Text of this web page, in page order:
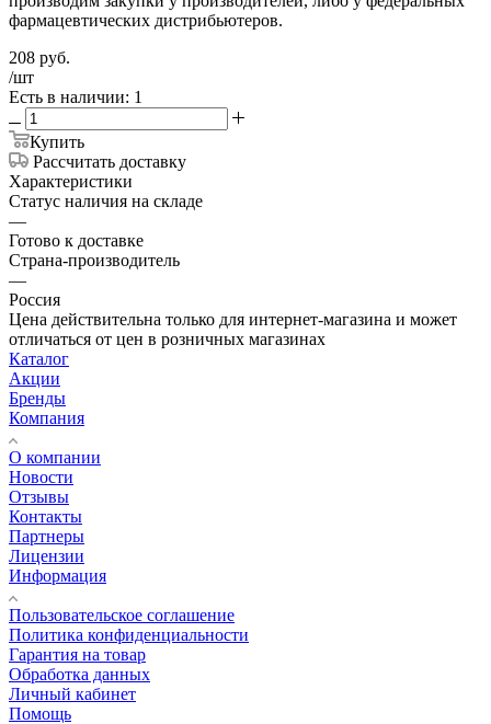
фармацевтических дистрибьютеров.
208 руб.
/шт
Есть в наличии: 1
Купить
Рассчитать доставку
Характеристики
Статус наличия на складе
—
Готово к доставке
Страна-производитель
—
Россия
Цена действительна только для интернет-магазина и может
отличаться от цен в розничных магазинах
Каталог
Акции
Бренды
Компания
О компании
Новости
Отзывы
Контакты
Партнеры
Лицензии
Информация
Пользовательское соглашение
Политика конфиденциальности
Гарантия на товар
Обработка данных
Личный кабинет
Помощь